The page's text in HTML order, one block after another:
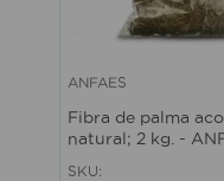
Vista rápida
ANFAES
Fibra de palma
natural; 2 kg. -
SKU: